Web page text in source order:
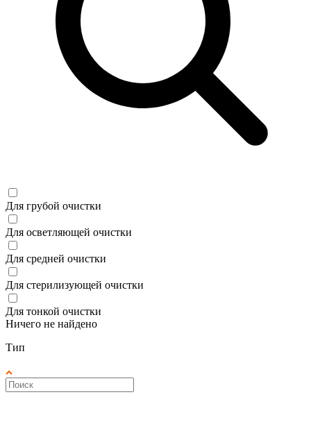
Для грубой очистки
Для осветляющей очистки
Для средней очистки
Для стерилизующей очистки
Для тонкой очистки
Ничего не найдено
Тип